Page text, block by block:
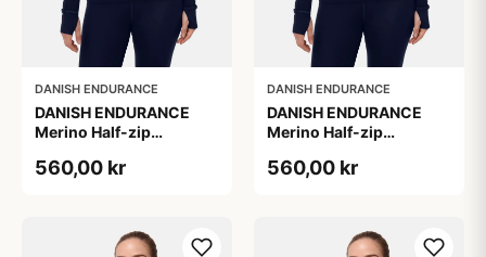
DANISH ENDURANCE
DANISH ENDURANCE
Merino Half-zip
Marineblå Størrelse M
560,00 kr
DANISH ENDURANCE
DANISH ENDURANCE
Merino Half-zip
Marineblå Størrelse M
560,00 kr